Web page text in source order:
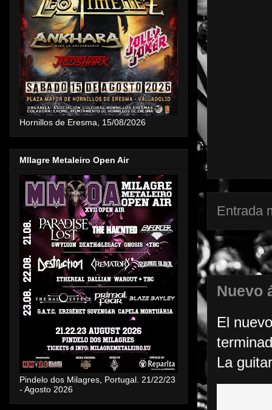
Entrada
Nuevo
El
La
Hornillos de Eresma, 15/08/2026
MIlagre Metaleiro Open Air
Pindelo dos Milagres, Portugal. 21/22/23
- Agosto 2026